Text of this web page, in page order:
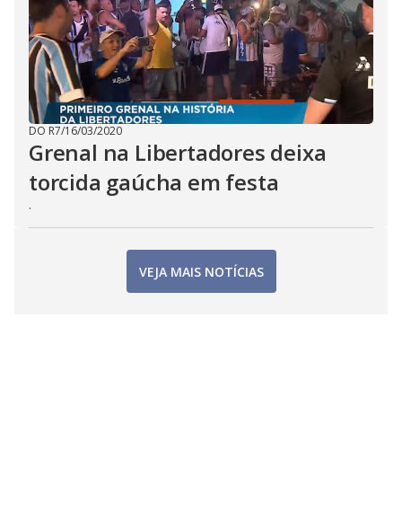
DO R7/16/03/2020
Grenal na Libertadores deixa
torcida gaúcha em festa
.
VEJA MAIS NOTÍCIAS